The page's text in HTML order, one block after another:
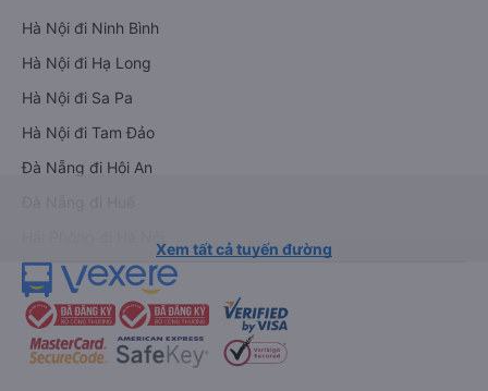
Hà Nội đi Ninh Bình
Hà Nội đi Hạ Long
Hà Nội đi Sa Pa
Hà Nội đi Tam Đảo
Đà Nẵng đi Hội An
Xem tất cả tuyến đường